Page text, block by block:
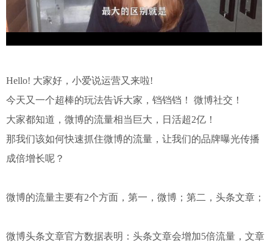
Hello! 大家好，小爱说运营又来啦!
今天又一个超棒的玩法告诉大家，铛铛铛！ 微博社交！
大家都知道，微博的流量相当巨大，日活超2亿！
那我们该如何快速抓住微博的流量，让我们的品牌曝光传播
成倍增长呢？
微博的流量主要有2个方面，第一，微博；第二，头条文章；
微博头条文章官方数据表明：头条文章会增加5倍流量，文章